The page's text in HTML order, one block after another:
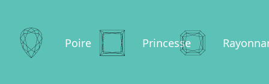
Poire Princesse